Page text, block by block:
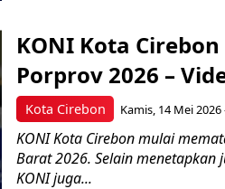
Kota Cirebon
KONI Kota
Porprov 2026 –
Kamis, 14 Mei 2026
KONI Kota Cirebon mulai
Barat 2026. Selain
KONI juga...